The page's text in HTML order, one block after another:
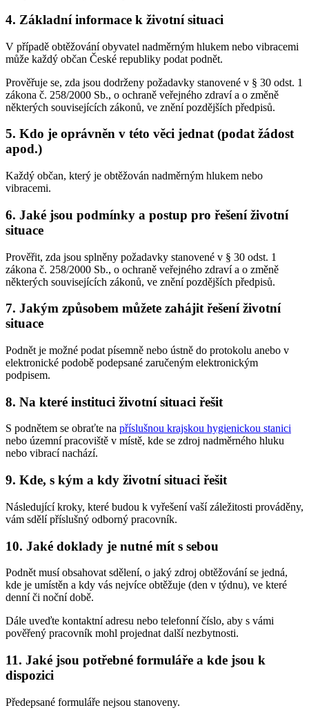
4. Základní informace k životní situaci
V případě obtěžování obyvatel nadměrným hlukem nebo vibracemi
může každý občan České republiky podat podnět.
Prověřuje se, zda jsou dodrženy požadavky stanovené v § 30 odst. 1
zákona č. 258/2000 Sb., o ochraně veřejného zdraví a o změně
některých souvisejících zákonů, ve znění pozdějších předpisů.
5. Kdo je oprávněn v této věci jednat (podat žádost
apod.)
Každý občan, který je obtěžován nadměrným hlukem nebo
vibracemi.
6. Jaké jsou podmínky a postup pro řešení životní
situace
Prověřit, zda jsou splněny požadavky stanovené v § 30 odst. 1
zákona č. 258/2000 Sb., o ochraně veřejného zdraví a o změně
některých souvisejících zákonů, ve znění pozdějších předpisů.
7. Jakým způsobem můžete zahájit řešení životní
situace
Podnět je možné podat písemně nebo ústně do protokolu anebo v
elektronické podobě podepsané zaručeným elektronickým
podpisem.
8. Na které instituci životní situaci řešit
S podnětem se obraťte na příslušnou krajskou hygienickou stanici
nebo územní pracoviště v místě, kde se zdroj nadměrného hluku
nebo vibrací nachází.
9. Kde, s kým a kdy životní situaci řešit
Následující kroky, které budou k vyřešení vaší záležitosti prováděny,
vám sdělí příslušný odborný pracovník.
10. Jaké doklady je nutné mít s sebou
Podnět musí obsahovat sdělení, o jaký zdroj obtěžování se jedná,
kde je umístěn a kdy vás nejvíce obtěžuje (den v týdnu), ve které
denní či noční době.
Dále uveďte kontaktní adresu nebo telefonní číslo, aby s vámi
pověřený pracovník mohl projednat další nezbytnosti.
11. Jaké jsou potřebné formuláře a kde jsou k
dispozici
Předepsané formuláře nejsou stanoveny.